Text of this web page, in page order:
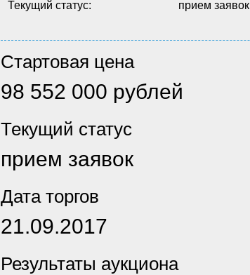
Текущий статус: прием заявок
Стартовая цена
98 552 000 рублей
Текущий статус
прием заявок
Дата торгов
21.09.2017
Результаты аукциона